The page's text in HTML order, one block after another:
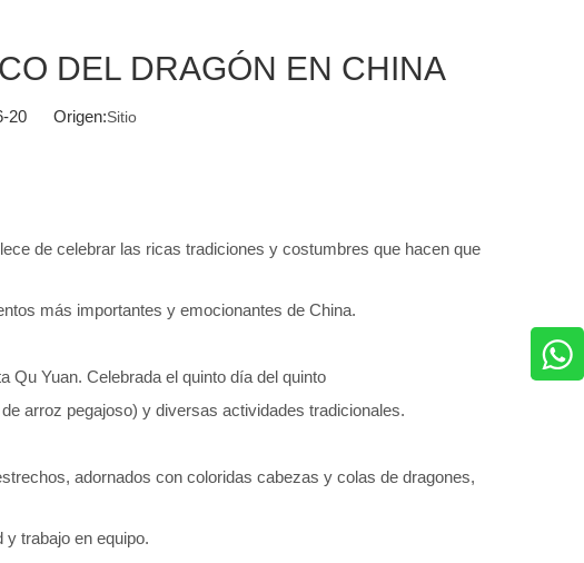
DEL DRAGÓN EN CHINA
20 Origen:Sitio
de celebrar las ricas tradiciones y costumbres que hacen que
más importantes y emocionantes de China.
Qu Yuan. Celebrada el quinto día del quinto
arroz pegajoso) y diversas actividades tradicionales.
adornados con coloridas cabezas y colas de dragones,
trabajo en equipo.